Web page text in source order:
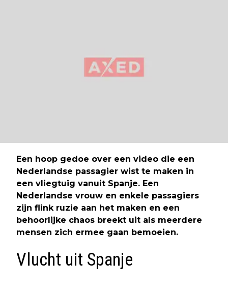
Een hoop gedoe over een video die een
Nederlandse passagier wist te maken in
een vliegtuig vanuit Spanje. Een
Nederlandse vrouw en enkele passagiers
zijn flink ruzie aan het maken en een
behoorlijke chaos breekt uit als meerdere
mensen zich ermee gaan bemoeien.
Vlucht uit Spanje